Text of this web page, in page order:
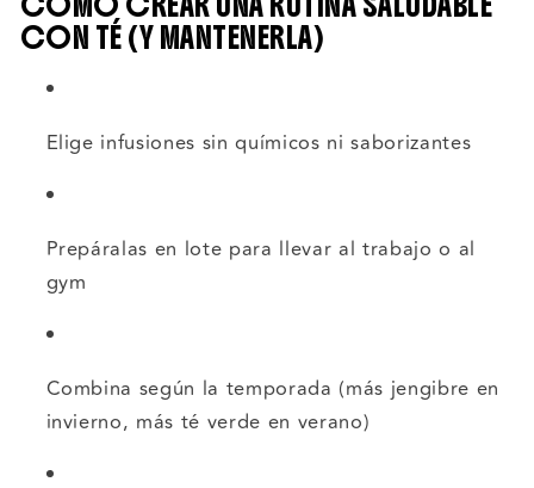
CON TÉ (Y MANTENERLA)
Elige infusiones sin químicos ni saborizantes
Prepáralas en lote para llevar al trabajo o al
gym
Combina según la temporada (más jengibre en
invierno, más té verde en verano)